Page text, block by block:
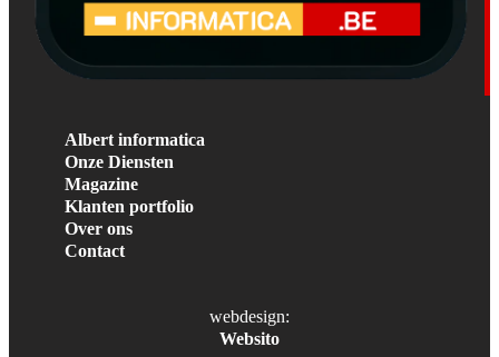
Albert informatica
Onze Diensten
Magazine
Klanten portfolio
Over ons
Contact
webdesign:
Websito